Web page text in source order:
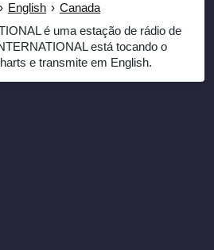
› English › Canada
é uma estação de rádio de
está tocando o
e transmite em English.